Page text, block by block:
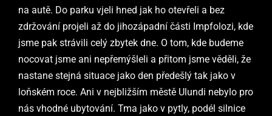
na autě. Do parku vjeli hned jak ho otevřeli a bez
zdržování projeli až do jihozápadní části Impfolozi, kde
jsme pak strávili celý zbytek dne. O tom, kde budeme
nocovat jsme ani nepřemýšleli a přitom jsme věděli, že
nastane stejná situace jako den předešlý tak jako v
loňském roce. Ani v nejbližším městě Ulundi nebylo pro
nás vhodné ubytování. Tma jako v pytly, podél silnice